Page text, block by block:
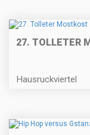
27. TOLLETER
Hausruckviertel